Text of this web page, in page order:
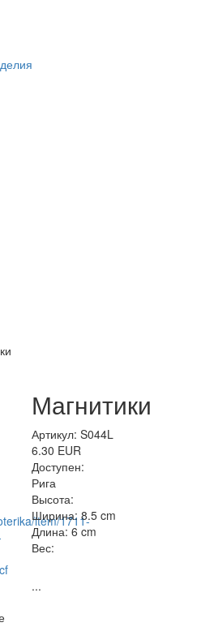
item/1711-
Магнитики
Артикул: S044L
6.30 EUR
Доступен:
Рига
Высота:
Ширина: 8.5 cm
Длина: 6 cm
Вес:
...